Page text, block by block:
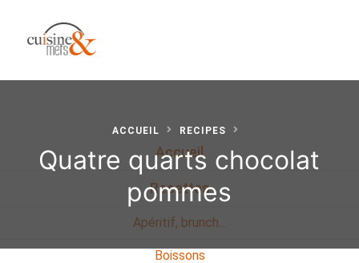
Accueil
Recettes
Apéritif, brunch…
Boissons
ACCUEIL RECIPES
Quatre quarts chocolat
pommes